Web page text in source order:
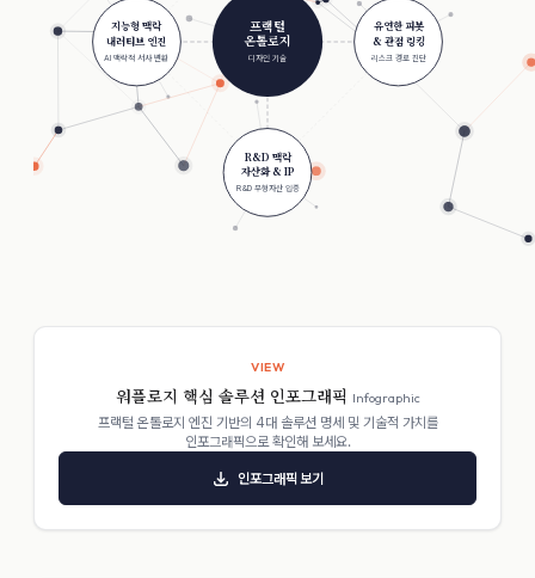
프랙털
온톨로지
디자인 기술
유연한 피봇
& 관점 링킹
리스크 경로 진단
R&D 맥락
자산화 & IP
R&D 무형자산 입증
지능형 맥락
내러티브 엔진
AI 맥락적 서사 변환
VIEW
워플로지 핵심 솔루션 인포그래픽 Infographic
프랙털 온톨로지 엔진 기반의 4대 솔루션 명세 및 기술적 가치를
인포그래픽으로 확인해 보세요.
인포그래픽 보기